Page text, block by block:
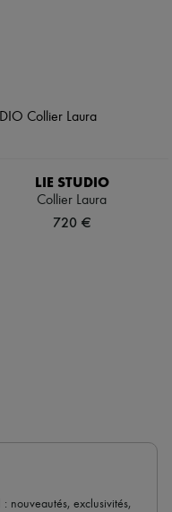
LIE STUDIO
Collier Laura
720 €
nouveautés, exclusivités,